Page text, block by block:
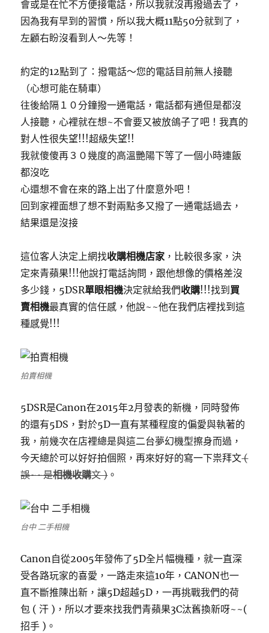
會或是在忙不方便接電話，所以我就沒再撥過去了，
因為我有早到的習慣，所以我大概11點50分就到了，
左顧右盼沒看到人～先等！
約定的12點到了：撥電話～您的電話目前無人接聽
（心想可能在騎車）
往後給隔１０分鐘撥一通電話，電話都有通但是都沒
人接聽，心裡就在想~不會要又被放鴿子了吧！我真的
對人性很失望!!!超級失望!!
我就傻傻再３０幾度的高溫艷陽下等了一個小時連飯
都沒吃
心還想不會在來的路上出了什麼意外吧！
回到家裡面想了想不對兩點多又撥了一通電話過去，
結果還是沒接
這位客人決定上網找收購相機店家 ，比較很多家，決
定來青蘋果!!!他說打電話詢問，跟他想像的價格差沒
多少錢，5DSR單眼相機決定就給我們收購!!!找到 買
賣相機最真實的信任感，他說~~他在我們店裡找到這
種感覺!!!
拍賣相機
5DSR是Canon在2015年2月發表的新機，同時發佈
的還有5DS，對於5D一直有某種程度的偏愛與執著的
我，前幾次在店裡總是與這二台夢幻機型擦身而過，
今天總於可以好好拍個照，再來好好的寫一下祟拜文(
誤~~是相機收購文 )。
台中 二手相機
Canon自從2005年發佈了5D全片幅機種，就一直深
受各路玩家的喜愛，一路走來這10年，CANON也一
直不斷推陳出新，讓5D超越5D，一再挑戰我們的荷
包 ( 汗 )，所以才要來找我們青蘋果3C汰舊換新呀~~(
招手 )。